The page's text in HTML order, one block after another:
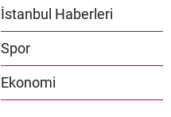
İstanbul Haberleri
Spor
Ekonomi